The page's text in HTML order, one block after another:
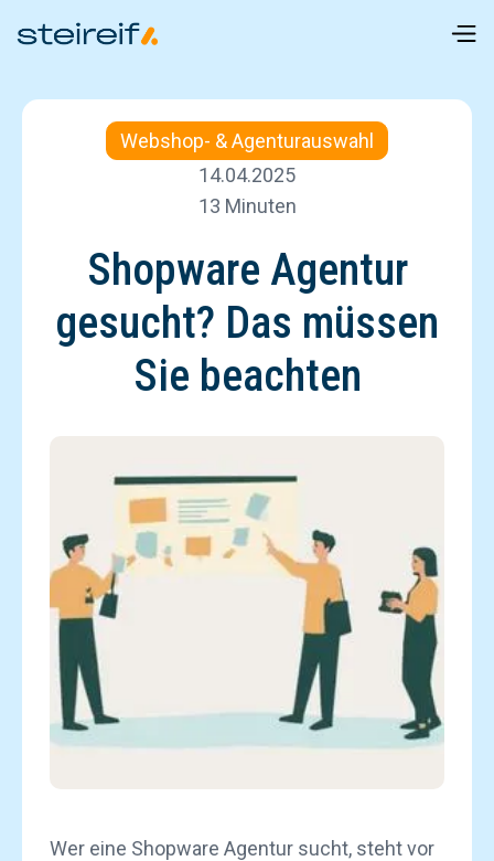
Webshop- & Agenturauswahl
14.04.2025
13 Minuten
Shopware Agentur
gesucht? Das müssen
Sie beachten
Wer eine Shopware Agentur sucht, steht vor